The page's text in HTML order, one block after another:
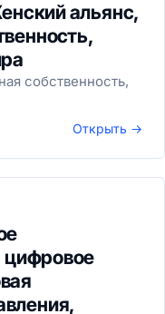
альянс,
собственность,
Открыть →
цифровое